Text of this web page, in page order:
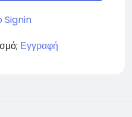
Signin
Εγγραφή